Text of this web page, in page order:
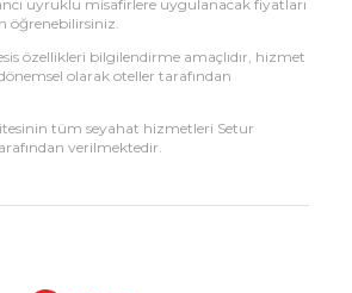
uyruklu misafirlere uygulanacak fiyatları
öğrenebilirsiniz.
özellikleri bilgilendirme amaçlıdır, hizmet
olarak oteller tarafından
tüm seyahat hizmetleri Setur
verilmektedir.